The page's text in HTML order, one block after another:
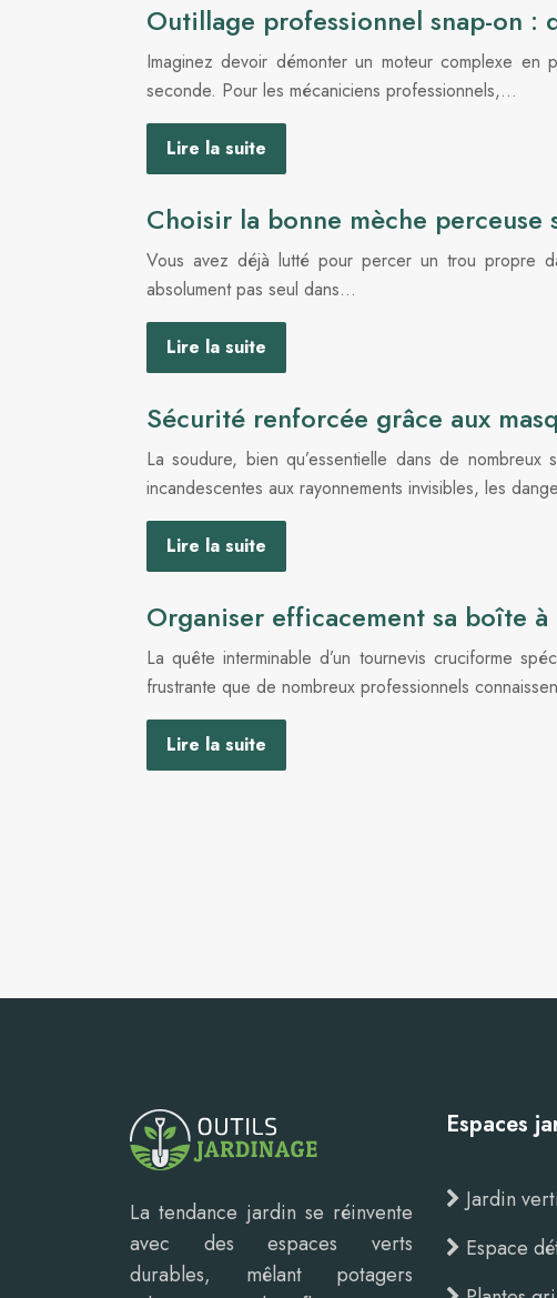
Outillage professionnel snap-on
Imaginez devoir démonter un moteur complexe
seconde. Pour les mécaniciens professionnels,…
Lire la suite
Choisir la bonne mèche perceuse
Vous avez déjà lutté pour percer un trou propre
absolument pas seul dans…
Lire la suite
Sécurité renforcée grâce aux
La soudure, bien qu’essentielle dans de
incandescentes aux rayonnements invisibles, les
Lire la suite
Organiser efficacement sa boîte
La quête interminable d’un tournevis cruciforme
frustrante que de nombreux professionnels
Lire la suite
La tendance jardin se réinvente
avec des espaces verts
durables, mêlant potagers
Espaces
Jardin
Espace